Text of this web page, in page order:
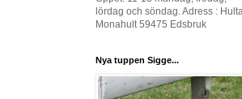
lördag och söndag. Adress :
Monahult 59475 Edsbruk
Nya tuppen Sigge...